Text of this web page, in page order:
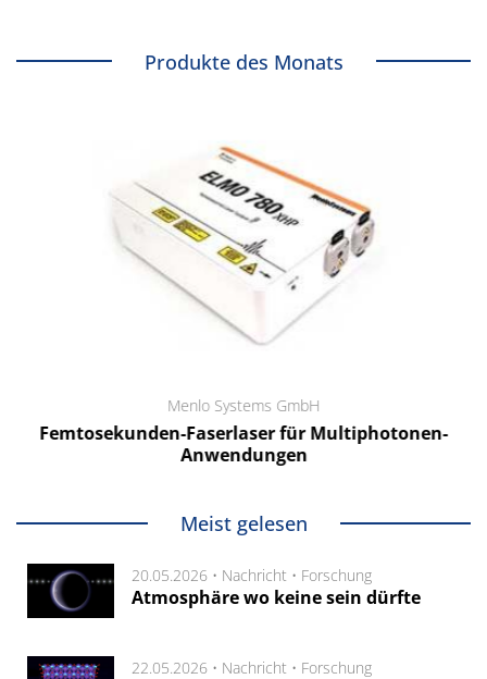
Produkte des Monats
Menlo Systems GmbH
Femtosekunden-Faserlaser für Multiphotonen-
Anwendungen
Meist gelesen
20.05.2026 • Nachricht • Forschung
Atmosphäre wo keine sein dürfte
22.05.2026 • Nachricht • Forschung